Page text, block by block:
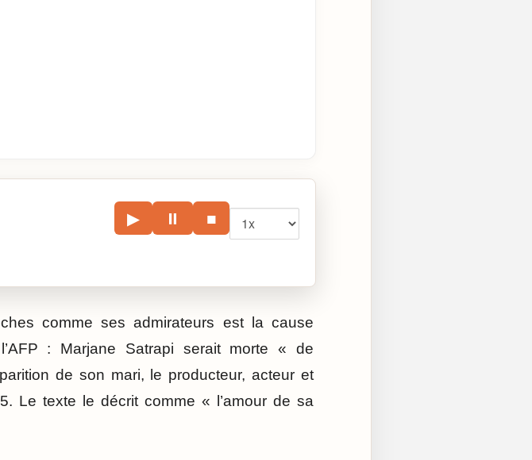
▶ ⏸ ■
comme ses admirateurs est la cause
: Marjane Satrapi serait morte « de
de son mari, le producteur, acteur et
Le texte le décrit comme « l’amour de sa